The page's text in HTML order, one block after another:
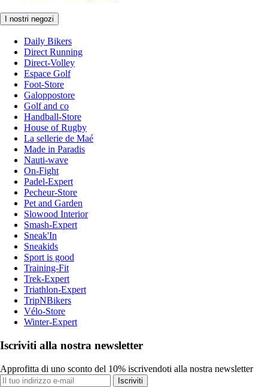
I nostri negozi
Daily Bikers
Direct Running
Direct-Volley
Espace Golf
Foot-Store
Galoppostore
Golf and co
Handball-Store
House of Rugby
La sellerie de Maé
Made in Paradis
Nauti-wave
On-Fight
Padel-Expert
Pecheur-Store
Pet and Garden
Slowood Interior
Smash-Expert
Sneak'In
Sneakids
Sport is good
Training-Fit
Trek-Expert
Triathlon-Expert
TripNBikers
Vélo-Store
Winter-Expert
Iscriviti alla nostra newsletter
Approfitta di uno sconto del 10% iscrivendoti alla nostra newsletter
Iscriviti